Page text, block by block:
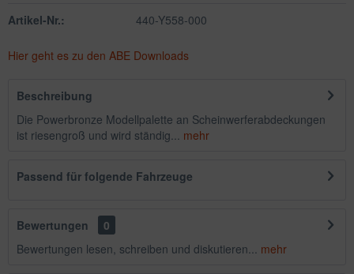
Artikel-Nr.: 440-Y558-000
Hier geht es zu den ABE Downloads
Beschreibung
Die Powerbronze Modellpalette an Scheinwerferabdeckungen
ist riesengroß und wird ständig... mehr
Passend für folgende Fahrzeuge
Bewertungen
0
Bewertungen lesen, schreiben und diskutieren... mehr